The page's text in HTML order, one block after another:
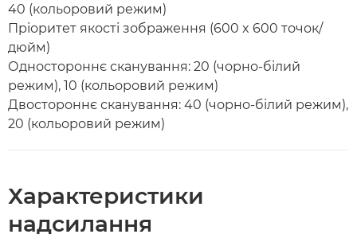
40 (кольоровий режим)
Пріоритет якості зображення (600 x 600 точок/
дюйм)
Одностороннє сканування: 20 (чорно-білий
режим), 10 (кольоровий режим)
Двостороннє сканування: 40 (чорно-білий режим),
20 (кольоровий режим)
Характеристики
надсилання